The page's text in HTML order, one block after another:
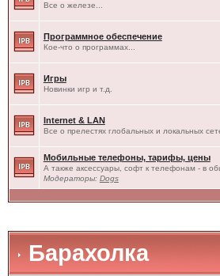
Все о железе...
Программное обеспечение
Кое-что о программах...
Игры
Новинки игр и т.д.
Internet & LAN
Все о прелестях глобальных и локальных
Мобильные телефоны, тарифы, цены
А также аксессуары, софт к телефонам - в
Модераторы: Dogs
Барахолка